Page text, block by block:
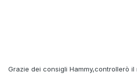
Grazie dei consigli Hammy,controllerò